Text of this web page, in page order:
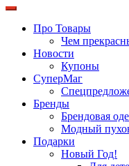
Про Товары
Чем
Новости
Купоны
СуперМаг
Бренды
Брендовая
Модный
Подарки
Новый Год!